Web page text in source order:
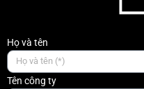
Họ và tên
Tên công ty